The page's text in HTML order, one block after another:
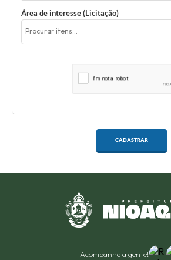
Área de interesse (Licitação)
CADASTRAR
Acompanhe a gente!